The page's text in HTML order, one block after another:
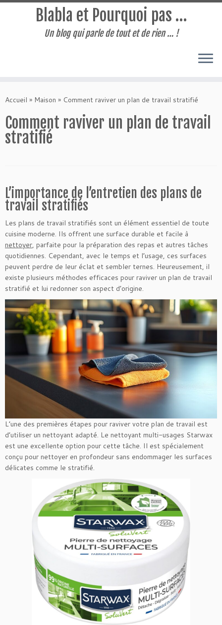
au
Blabla et Pourquoi pas …
Un blog qui parle de tout et de rien … !
Accueil » Maison » Comment raviver un plan de travail stratifié
Comment raviver un plan de travail
stratifié
L’importance de l’entretien des plans de
travail stratifiés
Les plans de travail stratifiés sont un élément essentiel de toute
cuisine moderne. Ils offrent une surface durable et facile à
nettoyer, parfaite pour la préparation des repas et autres tâches
quotidiennes. Cependant, avec le temps et l’usage, ces surfaces
peuvent perdre de leur éclat et sembler ternes. Heureusement, il
existe plusieurs méthodes efficaces pour raviver un plan de travail
stratifié et lui redonner son aspect d’origine.
L’une des premières étapes pour raviver votre plan de travail est
d’utiliser un nettoyant adapté. Le nettoyant multi-usages Starwax
est une excellente option pour cette tâche. Il est spécialement
conçu pour nettoyer en profondeur sans endommager les surfaces
délicates comme le stratifié.